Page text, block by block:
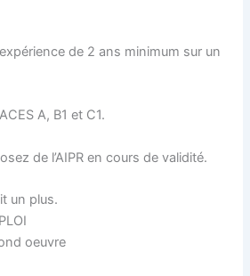
de 2 ans minimum sur un
A, B1 et C1.
de l’AIPR en cours de validité.
un plus.
oeuvre